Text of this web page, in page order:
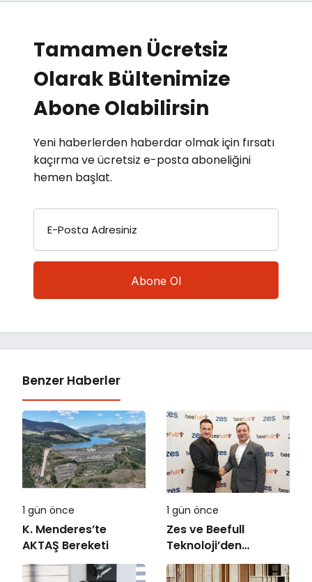
Tamamen Ücretsiz
Olarak Bültenimize
Abone Olabilirsin
Yeni haberlerden haberdar olmak için fırsatı
kaçırma ve ücretsiz e-posta aboneliğini
hemen başlat.
E-Posta Adresiniz
Benzer Haberler
1 gün önce
K. Menderes’te
AKTAŞ Bereketi
1 gün önce
Zes ve Beefull
Teknoloji’den
Roaming İş Birliği